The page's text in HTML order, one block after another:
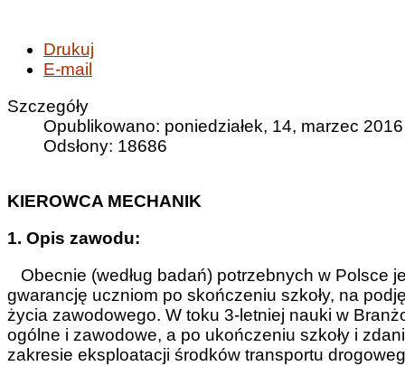
Drukuj
E-mail
Szczegóły
Opublikowano: poniedziałek, 14, marzec
Odsłony: 18686
KIEROWCA MECHANIK
1. Opis zawodu:
Obecnie (według badań) potrzebnych w Polsce
gwarancję uczniom po skończeniu szkoły, na
życia zawodowego. W toku 3-letniej nauki w
ogólne i zawodowe, a po ukończeniu szkoły i
zakresie eksploatacji środków transportu